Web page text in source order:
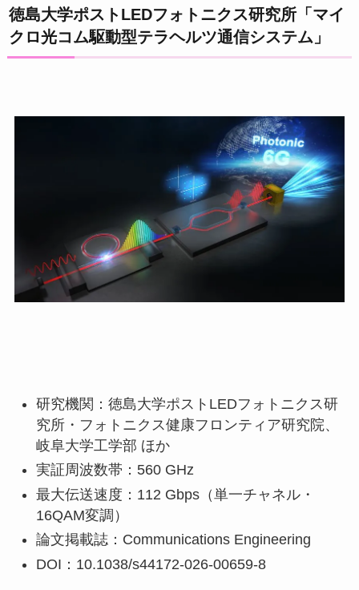
徳島大学ポストLEDフォトニクス研究所「マイ
クロ光コム駆動型テラヘルツ通信システム」
研究機関：徳島大学ポストLEDフォトニクス研
究所・フォトニクス健康フロンティア研究院、
岐阜大学工学部 ほか
実証周波数帯：560 GHz
最大伝送速度：112 Gbps（単一チャネル・
16QAM変調）
論文掲載誌：Communications Engineering
DOI：10.1038/s44172-026-00659-8